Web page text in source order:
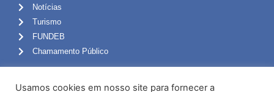
Notícias
Turismo
FUNDEB
Chamamento Público
Usamos cookies em nosso site para fornecer a